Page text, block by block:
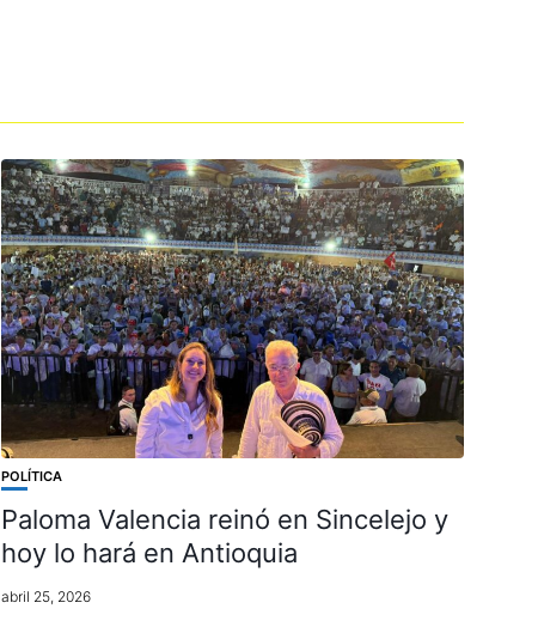
POLÍTICA
Paloma Valencia reinó en Sincelejo y
hoy lo hará en Antioquia
abril 25, 2026